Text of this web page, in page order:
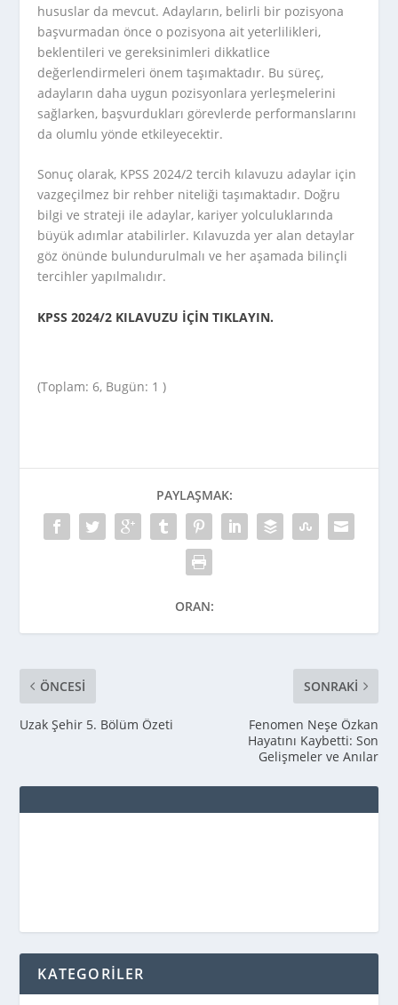
hususlar da mevcut. Adayların, belirli bir pozisyona
başvurmadan önce o pozisyona ait yeterlilikleri,
beklentileri ve gereksinimleri dikkatlice
değerlendirmeleri önem taşımaktadır. Bu süreç,
adayların daha uygun pozisyonlara yerleşmelerini
sağlarken, başvurdukları görevlerde performanslarını
da olumlu yönde etkileyecektir.
Sonuç olarak, KPSS 2024/2 tercih kılavuzu adaylar için
vazgeçilmez bir rehber niteliği taşımaktadır. Doğru
bilgi ve strateji ile adaylar, kariyer yolculuklarında
büyük adımlar atabilirler. Kılavuzda yer alan detaylar
göz önünde bulundurulmalı ve her aşamada bilinçli
tercihler yapılmalıdır.
KPSS 2024/2 KILAVUZU İÇİN TIKLAYIN.
(Toplam: 6, Bugün: 1 )
PAYLAŞMAK:
ORAN:
ÖNCESI
Uzak Şehir 5. Bölüm Özeti
SONRAKI
Fenomen Neşe Özkan
Hayatını Kaybetti: Son
Gelişmeler ve Anılar
KATEGORİLER